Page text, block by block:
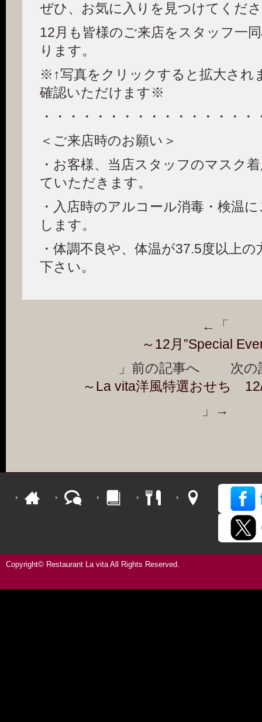
ぜひ、お気に入りを見つけてくだ
12月も皆様のご来店をスタッフ一
ります。
※↑写真をクリックすると拡大され
確認いただけます※
・・・・・・・・・・・・・・・
＜ご来店時のお願い＞
・お客様、当店スタッフのマスク
ていただきます。
・入店時のアルコール消毒・検温
します。
・体調不良や、体温が37.5度以上
下さい。
←「
～12月”Special
」前の記事へ 次の
～La vita洋風特選おせち
」→
Copyright© Restaurant La vita All Rights Reserved.